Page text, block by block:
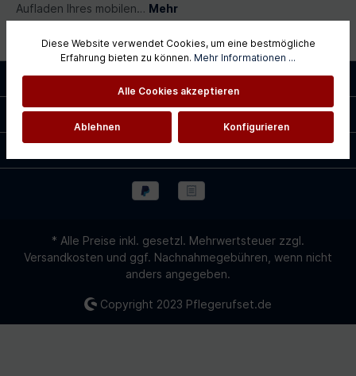
Aufladen Ihres mobilen… Mehr
Service-Hotline
Shopservice
Informationen
* Alle Preise inkl. gesetzl. Mehrwertsteuer zzgl.
Versandkosten und ggf. Nachnahmegebühren, wenn nicht
anders angegeben.
Copyright 2023 Pflegerufset.de
Diese Website verwendet Cookies, um eine bestmögliche
Erfahrung bieten zu können. Mehr Informationen ...
Alle Cookies akzeptieren
Ablehnen Konfigurieren